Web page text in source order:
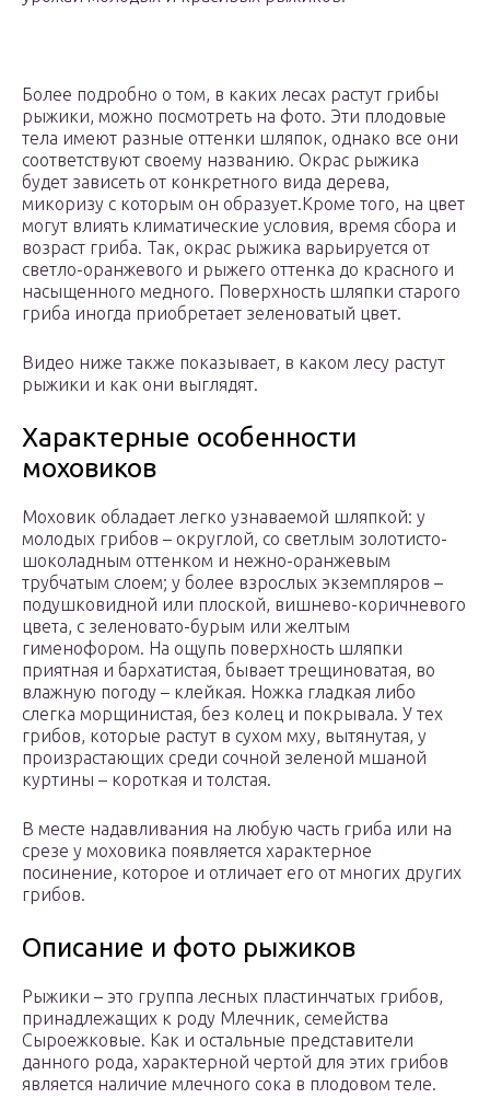
Более подробно о том, в каких лесах растут грибы
рыжики, можно посмотреть на фото. Эти плодовые
тела имеют разные оттенки шляпок, однако все они
соответствуют своему названию. Окрас рыжика
будет зависеть от конкретного вида дерева,
микоризу с которым он образует.Кроме того, на цвет
могут влиять климатические условия, время сбора и
возраст гриба. Так, окрас рыжика варьируется от
светло-оранжевого и рыжего оттенка до красного и
насыщенного медного. Поверхность шляпки старого
гриба иногда приобретает зеленоватый цвет.
Видео ниже также показывает, в каком лесу растут
рыжики и как они выглядят.
Характерные особенности
моховиков
Моховик обладает легко узнаваемой шляпкой: у
молодых грибов – округлой, со светлым золотисто-
шоколадным оттенком и нежно-оранжевым
трубчатым слоем; у более взрослых экземпляров –
подушковидной или плоской, вишнево-коричневого
цвета, с зеленовато-бурым или желтым
гименофором. На ощупь поверхность шляпки
приятная и бархатистая, бывает трещиноватая, во
влажную погоду – клейкая. Ножка гладкая либо
слегка морщинистая, без колец и покрывала. У тех
грибов, которые растут в сухом мху, вытянутая, у
произрастающих среди сочной зеленой мшаной
куртины – короткая и толстая.
В месте надавливания на любую часть гриба или на
срезе у моховика появляется характерное
посинение, которое и отличает его от многих других
грибов.
Описание и фото рыжиков
Рыжики – это группа лесных пластинчатых грибов,
принадлежащих к роду Млечник, семейства
Сыроежковые. Как и остальные представители
данного рода, характерной чертой для этих грибов
является наличие млечного сока в плодовом теле.